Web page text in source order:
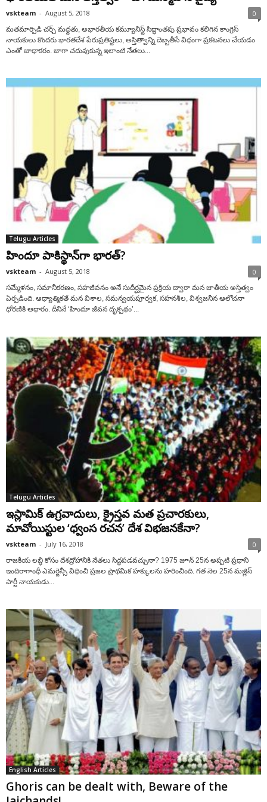
vskteam - August 5, 2018 0
మతమార్పిడి చర్చ్ మద్దతు, అభారతీయ కమ్యూనిస్ట్ సిద్ధాంతపు ప్రభావం కలిగిన కాంగ్రెస్
నాయకులు కొందరు భారతదేశ పేరుప్రతిష్టలు, అస్తిత్వాన్ని దెబ్బతీసే విధంగా ప్రకటనలు చేయడం
ఎంతో బాధాకరం. బాగా చదువుకున్న ఇలాంటి నేతలు...
Telugu Articles
హిందూ పాకిస్థాన్‌గా భారత్‌?
vskteam - August 5, 2018 0
సమ్మేళనం, సమానీకరణం, సహజీవనం అనే సుదీర్ఘమైన ప్రక్రియ ద్వారా మన జాతీయ అస్తిత్వం
ఏర్పడింది. ఆధ్యాత్మికతే మన విశాల, సమన్వయపూర్వక, సహనశీల, విశ్వజనీన ఆలోచనా
ధోరణికి ఆధారం. దీనినే ‘హిందూ జీవన దృక్పథం’...
Telugu Articles
ఇస్లామిక్ ఉగ్రవాదులు, క్రైస్తవ మత ప్రచారకులు,
మావోయిస్టుల ‘ధ్వంస రచన’ దేశ విభజనకేనా?
vskteam - July 16, 2018 0
రాజకీయ లబ్ధి కోసం దేశద్రోహానికి నేతలు సిద్ధపడవచ్చునా? 1975 జూన్ 25న అప్పటి ప్రధాని
ఇందిరాగాంధీ ఎమర్జెన్సీ విధించి ప్రజల ప్రాథమిక హక్కులను హరించింది. గత నెల 25న మజ్లిస్
పార్టీ నాయకుడు...
English Articles
Ghoris can be dealt with, Beware of the